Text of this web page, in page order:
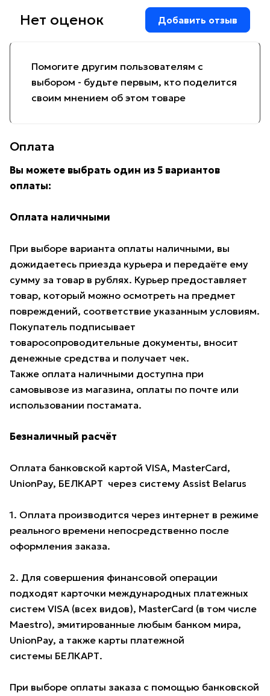
Помогите другим пользователям с
выбором - будьте первым, кто поделится
своим мнением об этом товаре
Нет оценок Добавить отзыв
Оплата
Вы можете выбрать один из 5 вариантов
оплаты:
Оплата наличными
При выборе варианта оплаты наличными, вы
дожидаетесь приезда курьера и передаёте ему
сумму за товар в рублях. Курьер предоставляет
товар, который можно осмотреть на предмет
повреждений, соответствие указанным условиям.
Покупатель подписывает
товаросопроводительные документы, вносит
денежные средства и получает чек.
Также оплата наличными доступна при
самовывозе из магазина, оплаты по почте или
использовании постамата.
Безналичный расчёт
Оплата банковской картой VISA, MasterCard,
UnionPay, БЕЛКАРТ через систему Assist Belarus
1. Оплата производится через интернет в режиме
реального времени непосредственно после
оформления заказа.
2. Для совершения финансовой операции
подходят карточки международных платежных
систем VISA (всех видов), MasterCard (в том числе
Maestro), эмитированные любым банком мира,
UnionPay, а также карты платежной
системы БЕЛКАРТ.
При выборе оплаты заказа с помощью банковской